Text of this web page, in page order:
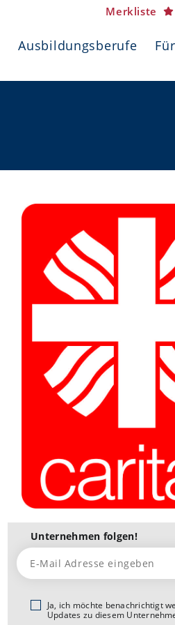
Merkliste
Ausbildungsberufe
Unternehmen folgen!
Ja, ich möchte benachrichtigt
Updates zu diesem